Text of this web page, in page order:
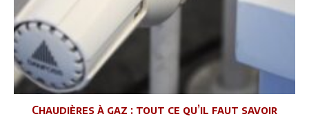
Chaudières à gaz : tout ce qu’il faut savoir